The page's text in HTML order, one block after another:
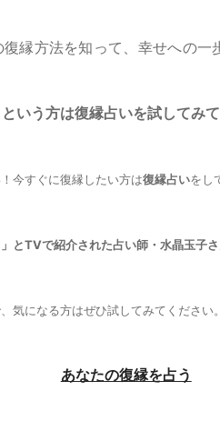
縁方法を知って、幸せへの一
いう方は復縁占いを試してみて
今すぐに復縁したい方は復縁占いをし
」とTVで紹介された占い師・水晶玉子
気になる方はぜひ試してみてください。
あなたの復縁を占う